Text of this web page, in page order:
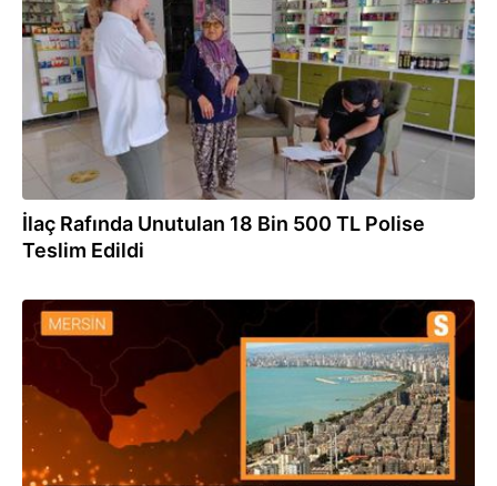
İlaç Rafında Unutulan 18 Bin 500 TL Polise
Teslim Edildi
15.06.2023